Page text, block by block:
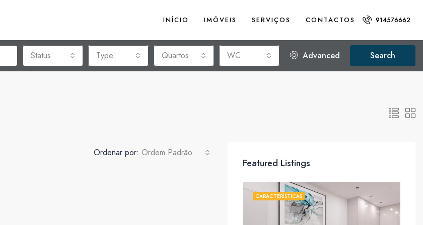
INÍCIO IMÓVEIS SERVIÇOS CONTACTOS 914576662
Status Type Quartos WC Advanced Search
Ordenar por: Ordem Padrão
Featured Listings
CARACTERÍSTICAS